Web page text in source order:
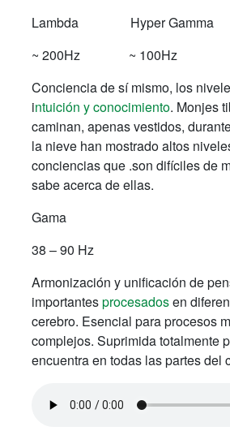
Lambda Hyper Gamma
~ 200Hz ~ 100Hz
Conciencia de sí mismo, los
intuición y conocimiento. Monjes
caminan, apenas vestidos,
la nieve han mostrado altos
conciencias que .son difíciles de
sabe acerca de ellas.
Gama
38 – 90 Hz
Armonización y unificación de
importantesprocesadosen
cerebro. Esencial para procesos
complejos. Suprimida totalmente
encuentra en todas las partes del